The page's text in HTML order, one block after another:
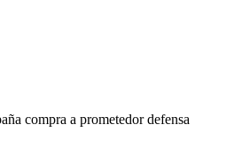
compra a prometedor defensa